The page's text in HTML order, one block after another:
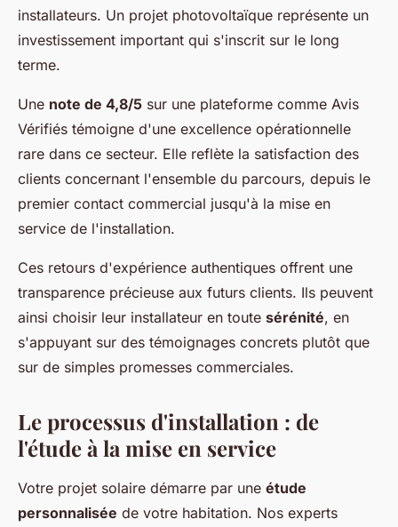
installateurs. Un projet photovoltaïque représente un
investissement important qui s'inscrit sur le long
terme.
Une note de 4,8/5 sur une plateforme comme Avis
Vérifiés témoigne d'une excellence opérationnelle
rare dans ce secteur. Elle reflète la satisfaction des
clients concernant l'ensemble du parcours, depuis le
premier contact commercial jusqu'à la mise en
service de l'installation.
Ces retours d'expérience authentiques offrent une
transparence précieuse aux futurs clients. Ils peuvent
ainsi choisir leur installateur en toute sérénité, en
s'appuyant sur des témoignages concrets plutôt que
sur de simples promesses commerciales.
Le processus d'installation : de
l'étude à la mise en service
Votre projet solaire démarre par une étude
personnalisée de votre habitation. Nos experts